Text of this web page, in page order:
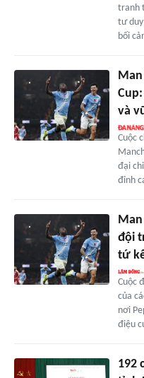
tranh
tư
bối
và
Cuộc
đại
đỉnh
đội
tứ
Cuộc
của
nơi
điệu
192